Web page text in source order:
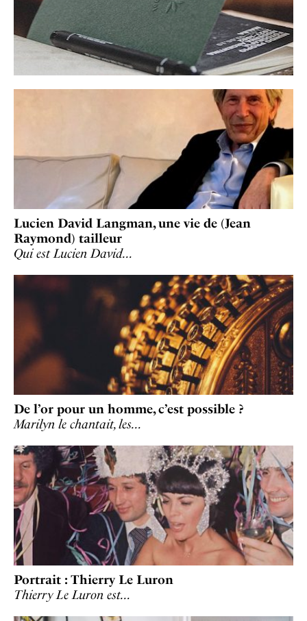
Lucien David Langman, une vie de (Jean
Raymond) tailleur
Qui est Lucien David…
De l’or pour un homme, c’est possible ?
Marilyn le chantait, les…
Portrait : Thierry Le Luron
Thierry Le Luron est…